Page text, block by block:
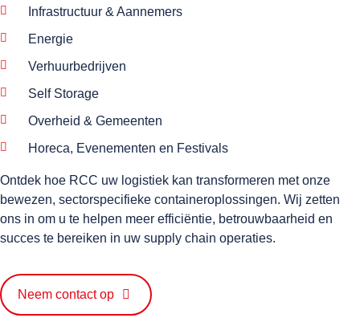
Infrastructuur & Aannemers
Energie
Verhuurbedrijven
Self Storage
Overheid & Gemeenten
Horeca, Evenementen en Festivals
Ontdek hoe RCC uw logistiek kan transformeren met onze
bewezen, sectorspecifieke containeroplossingen. Wij zetten
ons in om u te helpen meer efficiëntie, betrouwbaarheid en
succes te bereiken in uw supply chain operaties.
Neem contact op